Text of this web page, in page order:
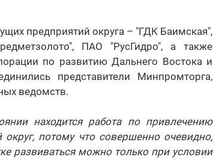
предприятий округа – "ГДК Баимская",
ПАО "РусГидро", а также
по развитию Дальнего Востока и
представители Минпромторга,
ведомств.
находится работа по привлечению
потому что совершенно очевидно,
развиваться можно только при условии